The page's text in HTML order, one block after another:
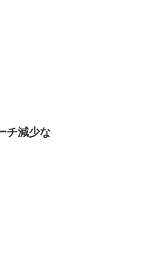
チ減少な